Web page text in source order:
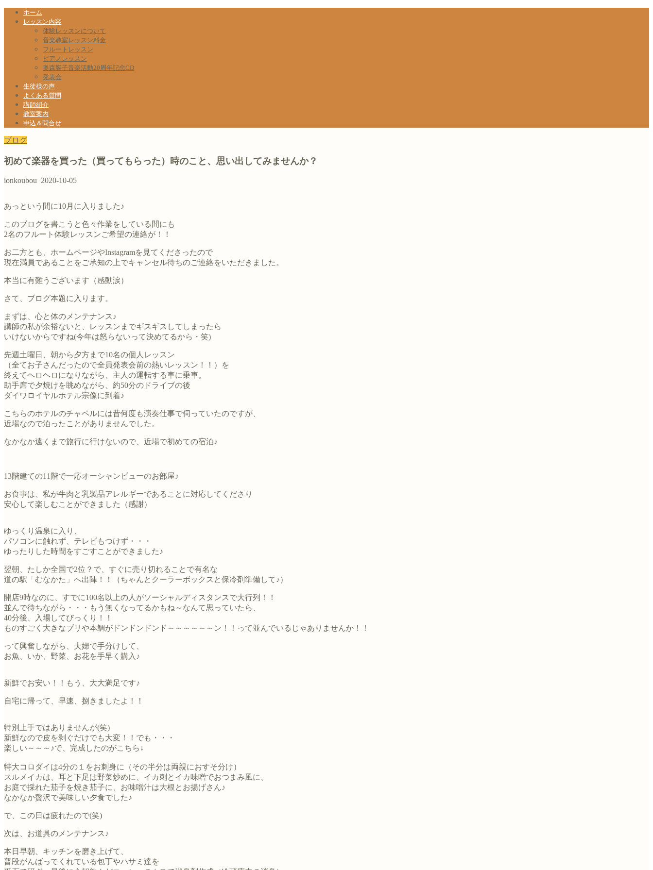
ホーム
レッスン内容
体験レッスンについて
音楽教室レッスン料金
フルートレッスン
ピアノレッスン
奥森響子音楽活動20周年記念CD
発表会
生徒様の声
よくある質問
講師紹介
教室案内
申込＆問合せ
ブログ
初めて楽器を買った（買ってもらった）時のこと、思い出してみませんか？
ionkoubou 2020-10-05
あっという間に10月に入りました♪
このブログを書こうと色々作業をしている間にも
2名のフルート体験レッスンご希望の連絡が！！
お二方とも、ホームページやInstagramを見てくださったので
現在満員であることをご承知の上でキャンセル待ちのご連絡をいただきました。
本当に有難うございます（感動涙）
さて、ブログ本題に入ります。
まずは、心と体のメンテナンス♪
講師の私が余裕ないと、レッスンまでギスギスしてしまったら
いけないからですね(今年は怒らないって決めてるから・笑)
先週土曜日、朝から夕方まで10名の個人レッスン
（全てお子さんだったので全員発表会前の熱いレッスン！！）を
終えてヘロヘロになりながら、主人の運転する車に乗車。
助手席で夕焼けを眺めながら、約50分のドライブの後
ダイワロイヤルホテル宗像に到着♪
こちらのホテルのチャペルには昔何度も演奏仕事で伺っていたのですが、
近場なので泊ったことがありませんでした。
なかなか遠くまで旅行に行けないので、近場で初めての宿泊♪
13階建ての11階で一応オーシャンビューのお部屋♪
お食事は、私が牛肉と乳製品アレルギーであることに対応してくださり
安心して楽しむことができました（感謝）
ゆっくり温泉に入り、
パソコンに触れず、テレビもつけず・・・
ゆったりした時間をすごすことができました♪
翌朝、たしか全国で2位？で、すぐに売り切れることで有名な
道の駅「むなかた」へ出陣！！（ちゃんとクーラーボックスと保冷剤準備して♪）
開店9時なのに、すでに100名以上の人がソーシャルディスタンスで大行列！！
並んで待ちながら・・・もう無くなってるかもね～なんて思っていたら、
40分後、入場してびっくり！！
ものすごく大きなブリや本鯛がドンドンドンド～～～～～～ン！！って並んでいるじゃありませんか！！
って興奮しながら、夫婦で手分けして、
お魚、いか、野菜、お花を手早く購入♪
新鮮でお安い！！もう、大大満足です♪
自宅に帰って、早速、捌きましたよ！！
特別上手ではありませんが(笑)
新鮮なので皮を剥ぐだけでも大変！！でも・・・
楽しい～～～♪で、完成したのがこちら↓
特大コロダイは4分の１をお刺身に（その半分は両親におすそ分け）
スルメイカは、耳と下足は野菜炒めに、イカ刺とイカ味噌でおつまみ風に、
お庭で採れた茄子を焼き茄子に、お味噌汁は大根とお揚げさん♪
なかなか贅沢で美味しい夕食でした♪
で、この日は疲れたので(笑)
次は、お道具のメンテナンス♪
本日早朝、キッチンを磨き上げて、
普段がんばってくれている包丁やハサミ達を